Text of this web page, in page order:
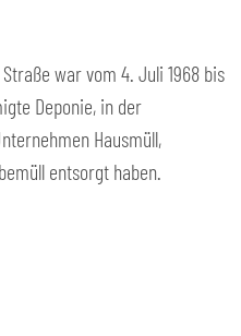
war vom 4. Juli 1968 bis
Deponie, in der
Hausmüll,
entsorgt haben.